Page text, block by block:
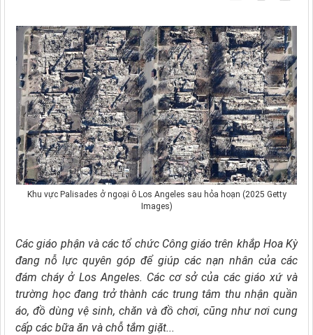
Khu vực Palisades ở ngoại ô Los Angeles sau hỏa hoạn (2025 Getty
Images)
Các giáo phận và các tổ chức Công giáo trên khắp Hoa Kỳ
đang nỗ lực quyên góp để giúp các nạn nhân của các
đám cháy ở Los Angeles. Các cơ sở của các giáo xứ và
trường học đang trở thành các trung tâm thu nhận quần
áo, đồ dùng vệ sinh, chăn và đồ chơi, cũng như nơi cung
cấp các bữa ăn và chỗ tắm giặt...